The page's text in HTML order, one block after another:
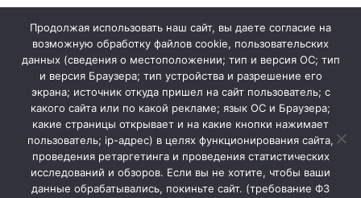
Продолжая использовать наш сайт, вы даете согласие на
возможную обработку файлов cookie, пользовательских
данных (сведения о местоположении; тип и версия ОС; тип
и версия Браузера; тип устройства и разрешение его
экрана; источник откуда пришел на сайт пользователь; с
какого сайта или по какой рекламе; язык ОС и Браузера;
какие страницы открывает и на какие кнопки нажимает
пользователь; ip-адрес) в целях функционирования сайта,
проведения ретаргетинга и проведения статистических
исследований и обзоров. Если вы не хотите, чтобы ваши
данные обрабатывались, покиньте сайт. (требование ФЗ